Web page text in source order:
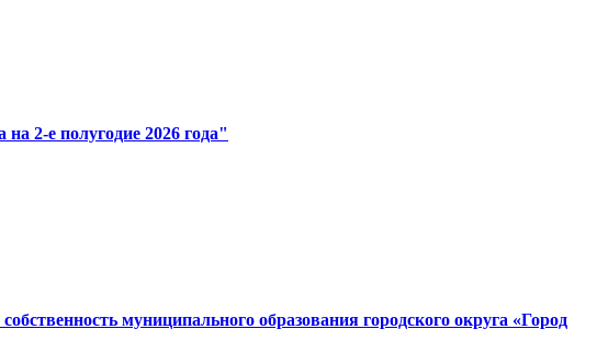
2-е полугодие 2026 года"
муниципального образования городского округа «Город